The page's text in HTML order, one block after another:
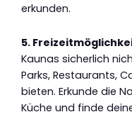
erkunden.
5.
Kaunas sicherlich
Parks, Restaurants,
bieten. Erkunde die
Küche und finde